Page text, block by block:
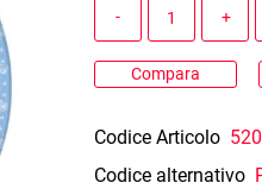
Compara
Codice Articolo
Codice alternativo